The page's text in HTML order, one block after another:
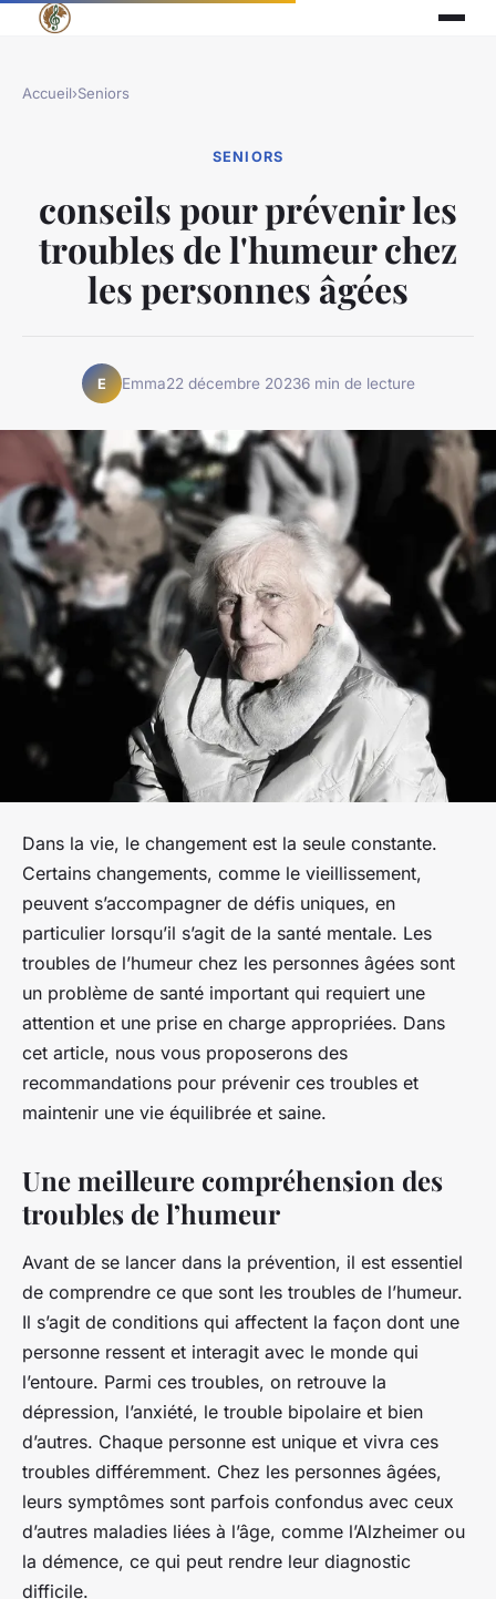
Accueil›Seniors
SENIORS
conseils pour prévenir les
troubles de l'humeur chez
les personnes âgées
E Emma22 décembre 20236 min de lecture
Dans la vie, le changement est la seule constante.
Certains changements, comme le vieillissement,
peuvent s’accompagner de défis uniques, en
particulier lorsqu’il s’agit de la santé mentale. Les
troubles de l’humeur chez les personnes âgées sont
un problème de santé important qui requiert une
attention et une prise en charge appropriées. Dans
cet article, nous vous proposerons des
recommandations pour prévenir ces troubles et
maintenir une vie équilibrée et saine.
Une meilleure compréhension des
troubles de l’humeur
Avant de se lancer dans la prévention, il est essentiel
de comprendre ce que sont les troubles de l’humeur.
Il s’agit de conditions qui affectent la façon dont une
personne ressent et interagit avec le monde qui
l’entoure. Parmi ces troubles, on retrouve la
dépression, l’anxiété, le trouble bipolaire et bien
d’autres. Chaque personne est unique et vivra ces
troubles différemment. Chez les personnes âgées,
leurs symptômes sont parfois confondus avec ceux
d’autres maladies liées à l’âge, comme l’Alzheimer ou
la démence, ce qui peut rendre leur diagnostic
difficile.